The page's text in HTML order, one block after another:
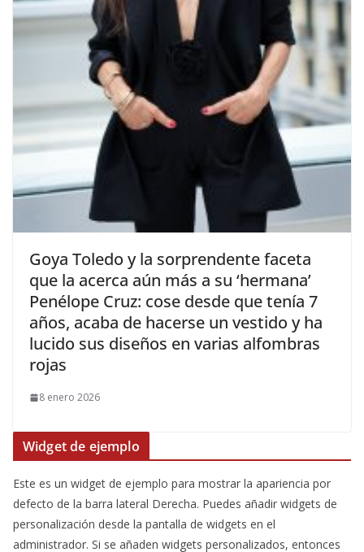
​Goya Toledo y la sorprendente faceta
que la acerca aún más a su ‘hermana’
Penélope Cruz: cose desde que tenía 7
años, acaba de hacerse un vestido y ha
lucido sus diseños en varias alfombras
rojas
8 enero 2026
Widget de ejemplo
Este es un widget de ejemplo para mostrar la apariencia por
defecto de la barra lateral Derecha. Puedes añadir widgets de
personalización desde la pantalla de widgets en el
administrador. Si se añaden widgets personalizados, entonces